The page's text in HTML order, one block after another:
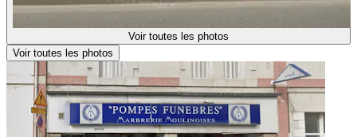
Voir toutes les photos
Voir toutes les photos